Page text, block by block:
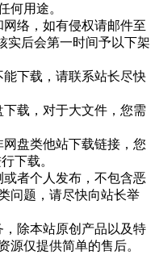
何用途。
络，如有侵权请邮件至
实后会第一时间予以下架
下载，请联系站长尽快
载，对于大文件，您需
盘类他站下载链接，您
下载。
者个人发布，不包含恶
问题，请尽快向站长举
除本站原创产品以及特
源仅提供简单的售后。